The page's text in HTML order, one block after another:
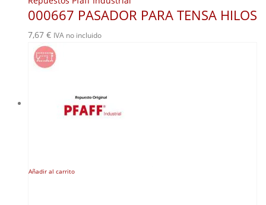
000667 PASADOR PARA TENSA HILOS
7,67 € IVA no incluido
Añadir al carrito